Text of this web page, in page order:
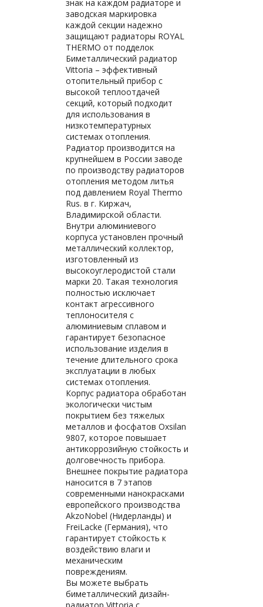
знак на каждом радиаторе и
заводская маркировка
каждой секции надежно
защищают радиаторы ROYAL
THERMO от подделок
Биметаллический радиатор
Vittoria – эффективный
отопительный прибор с
высокой теплоотдачей
секций, который подходит
для использования в
низкотемпературных
системах отопления.
Радиатор производится на
крупнейшем в России заводе
по производству радиаторов
отопления методом литья
под давлением Royal Thermo
Rus. в г. Киржач,
Владимирской области.
Внутри алюминиевого
корпуса установлен прочный
металлический коллектор,
изготовленный из
высокоуглеродистой стали
марки 20. Такая технология
полностью исключает
контакт агрессивного
теплоносителя с
алюминиевым сплавом и
гарантирует безопасное
использование изделия в
течение длительного срока
эксплуатации в любых
системах отопления.
Корпус радиатора обработан
экологически чистым
покрытием без тяжелых
металлов и фосфатов Oxsilan
9807, которое повышает
антикоррозийную стойкость и
долговечность прибора.
Внешнее покрытие радиатора
наносится в 7 этапов
современными нанокрасками
европейского производства
AkzoNobel (Нидерланды) и
FreiLacke (Германия), что
гарантирует стойкость к
воздействию влаги и
механическим
повреждениям.
Вы можете выбрать
биметаллический дизайн-